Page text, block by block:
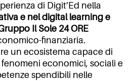
di Digit’Ed nella
e nel digital learning e
Il Sole 24 ORE
finanziaria.
un ecosistema capace di
fenomeni economici, sociali e
spendibili nelle